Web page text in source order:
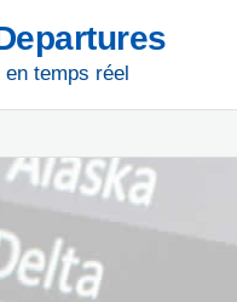
temps réel